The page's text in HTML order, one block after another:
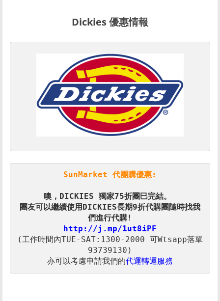
Dickies 優惠情報
SunMarket 代團購優惠:
團友可以繼續使用DICKIES長期9折代購團隨時找我
http://j.mp/1ut8iPF
(工作時間內TUE-SAT:1300-2000 可Wtsapp落單
亦可以考慮申請我們的代運轉運服務